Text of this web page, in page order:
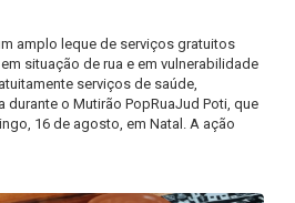
amplo leque de serviços gratuitos
situação de rua e em vulnerabilidade
serviços de saúde,
o Mutirão PopRuaJud Poti, que
16 de agosto, em Natal. A ação